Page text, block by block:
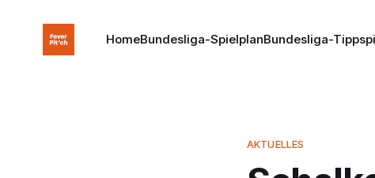
HomeBundesliga-SpielplanBundesliga-
AKTUELLES